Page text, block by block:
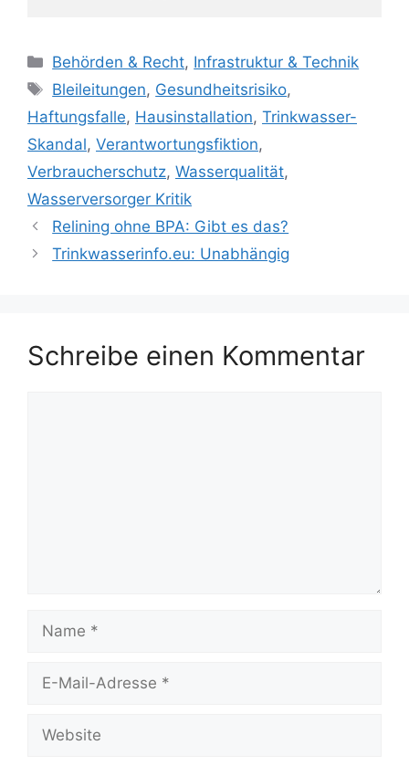
Kategorien
Behörden & Recht, Infrastruktur & Technik
Schlagwörter
Bleileitungen, Gesundheitsrisiko,
Haftungsfalle, Hausinstallation, Trinkwasser-
Skandal, Verantwortungsfiktion,
Verbraucherschutz, Wasserqualität,
Wasserversorger Kritik
Relining ohne BPA: Gibt es das?
Trinkwasserinfo.eu: Unabhängig
Schreibe einen Kommentar
Name
Website